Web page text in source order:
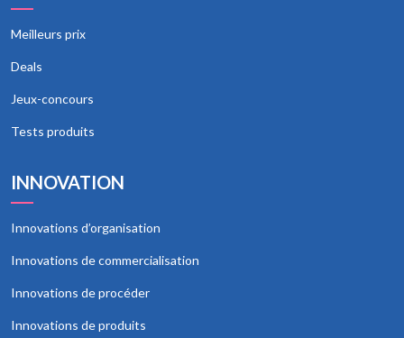
Meilleurs prix
Deals
Jeux-concours
Tests produits
INNOVATION
Innovations d’organisation
Innovations de commercialisation
Innovations de procéder
Innovations de produits